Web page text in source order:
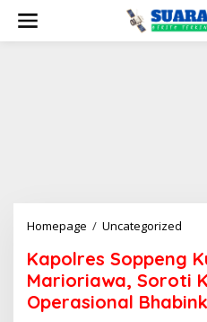
konten
Homepage / Uncategorized
Kapolres Soppeng
Marioriawa, Soroti
Operasional